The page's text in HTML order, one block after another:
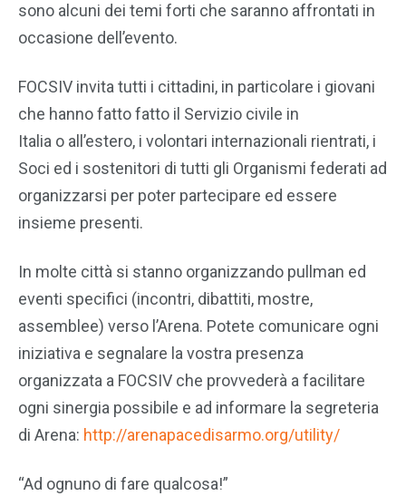
sono alcuni dei temi forti che saranno affrontati in
occasione dell’evento.
FOCSIV invita tutti i cittadini, in particolare i giovani
che hanno fatto fatto il Servizio civile in
Italia o all’estero, i volontari internazionali rientrati, i
Soci ed i sostenitori di tutti gli Organismi federati ad
organizzarsi per poter partecipare ed essere
insieme presenti.
In molte città si stanno organizzando pullman ed
eventi specifici (incontri, dibattiti, mostre,
assemblee) verso l’Arena. Potete comunicare ogni
iniziativa e segnalare la vostra presenza
organizzata a FOCSIV che provvederà a facilitare
ogni sinergia possibile e ad informare la segreteria
di Arena: http://arenapacedisarmo.org/utility/
“Ad ognuno di fare qualcosa!”